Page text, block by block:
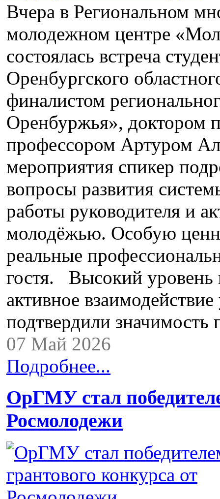
Вчера в Региональном
молодежном центре
состоялась встреча
Оренбургского
финалистом
Оренбуржья», доктором
профессором Артуром
мероприятия спикер
вопросы развития
работы руководителя и
молодёжью. Особую
реальные
гостя. Высокий уровень
активное
подтвердили
07 Май 2026
Подробнее...
ОрГМУ стал
Росмолодежи